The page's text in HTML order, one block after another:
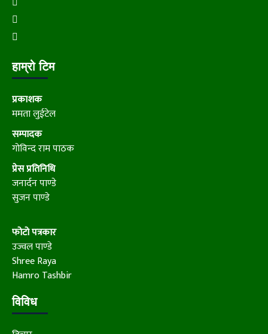
हाम्रो टिम
प्रकाशक
ममता लुईटेल
सम्पादक
गोविन्द राम पाठक
प्रेस प्रतिनिधि
जनार्दन पाण्डे
सुजन पाण्डे
फोटो पत्रकार
उज्वल पाण्डे
Shree Raya
Hamro Tashbir
विविध